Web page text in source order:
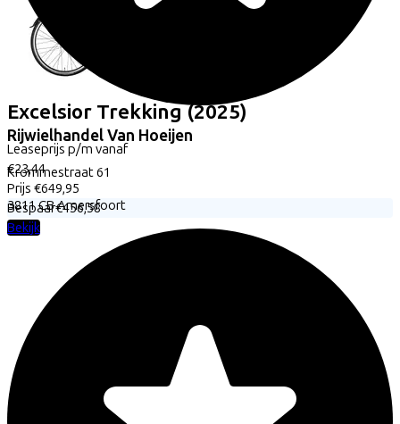
Rijwielhandel Van Hoeijen
Krommestraat 61
3811 CBAmersfoort
Excelsior Trekking(2025)
Leaseprijs p/m vanaf
€23,44
Prijs €649,95
Bespaar€456,58
Bekijk